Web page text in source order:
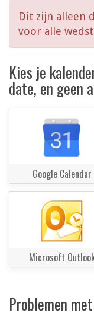
Dit zijn alleen
voor alle
Kies je
date, en geen
Google Calendar
Microsoft
Problemen